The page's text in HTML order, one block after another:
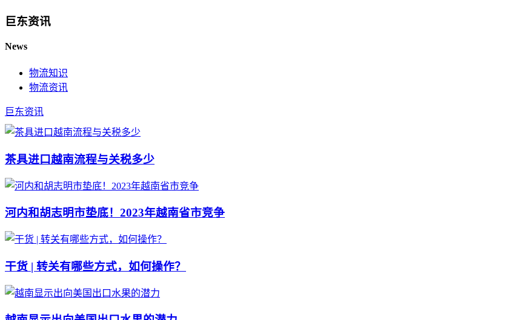
巨东资讯
News
物流知识
物流资讯
巨东资讯
茶具进口越南流程与关税多少
河内和胡志明市垫底！2023年越南省市竞争
干货 | 转关有哪些方式，如何操作？